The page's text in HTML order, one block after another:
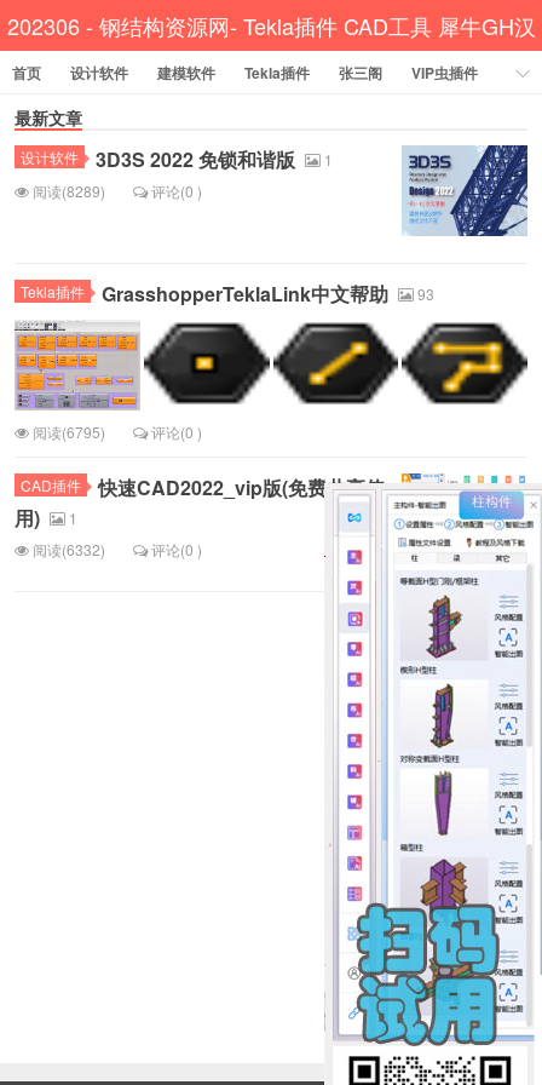
202306 - 钢结构资源网- Tekla插件 CAD工具 犀牛GH汉
化
首页 设计软件 建模软件 Tekla插件 张三阁
VIP虫插件
CAD插件
资讯教程
工程模型 关于网站
最新文章
设计软件 3D3S 2022 免锁和谐版
1
阅读(8289)
评论(0 )
Tekla插件 GrasshopperTeklaLink中文帮助 93
阅读(6795) 评论(0 )
CAD插件
快速CAD2022_vip版(免费共享使
用)
1
阅读(6332)
评论(0 )